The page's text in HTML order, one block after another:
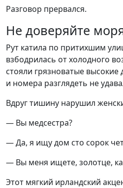
Разговор прервался.
Не доверяйте
Рут катила по притихшим
взбодрилась от холодного
стояли грязноватые
и номера разглядеть не
Вдруг тишину нарушил
— Вы медсестра?
— Да, я ищу дом сто сорок
— Вы меня ищете, золотце,
Этот мягкий ирландский